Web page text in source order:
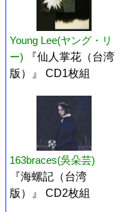
Young Lee(ヤング・リ
ー)
『仙人掌花（台湾
版）』 CD1枚組
163braces(吳朵芸)
『海螺記（台湾
版）』 CD2枚組